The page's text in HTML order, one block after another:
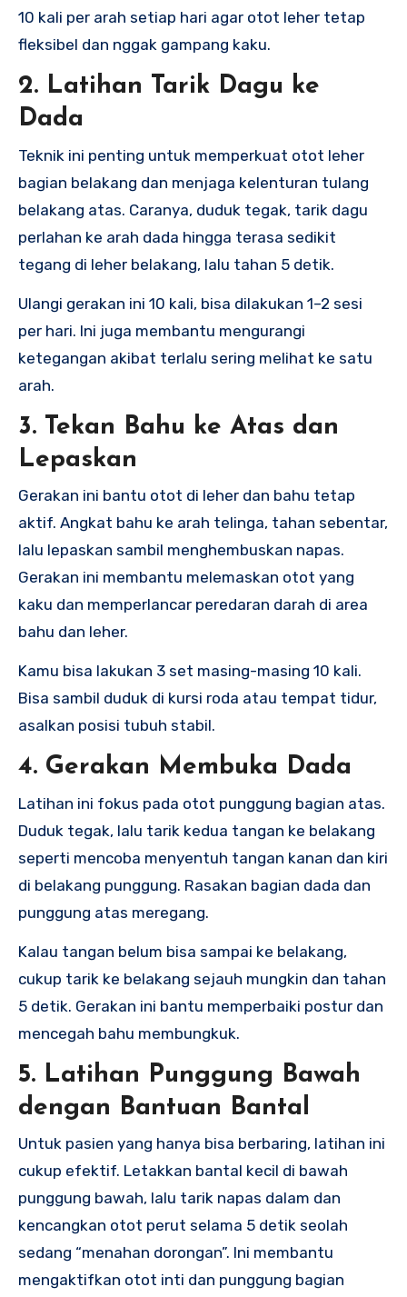
10 kali per arah setiap hari agar otot leher tetap
fleksibel dan nggak gampang kaku.
2. Latihan Tarik Dagu ke
Dada
Teknik ini penting untuk memperkuat otot leher
bagian belakang dan menjaga kelenturan tulang
belakang atas. Caranya, duduk tegak, tarik dagu
perlahan ke arah dada hingga terasa sedikit
tegang di leher belakang, lalu tahan 5 detik.
Ulangi gerakan ini 10 kali, bisa dilakukan 1–2 sesi
per hari. Ini juga membantu mengurangi
ketegangan akibat terlalu sering melihat ke satu
arah.
3. Tekan Bahu ke Atas dan
Lepaskan
Gerakan ini bantu otot di leher dan bahu tetap
aktif. Angkat bahu ke arah telinga, tahan sebentar,
lalu lepaskan sambil menghembuskan napas.
Gerakan ini membantu melemaskan otot yang
kaku dan memperlancar peredaran darah di area
bahu dan leher.
Kamu bisa lakukan 3 set masing-masing 10 kali.
Bisa sambil duduk di kursi roda atau tempat tidur,
asalkan posisi tubuh stabil.
4. Gerakan Membuka Dada
Latihan ini fokus pada otot punggung bagian atas.
Duduk tegak, lalu tarik kedua tangan ke belakang
seperti mencoba menyentuh tangan kanan dan kiri
di belakang punggung. Rasakan bagian dada dan
punggung atas meregang.
Kalau tangan belum bisa sampai ke belakang,
cukup tarik ke belakang sejauh mungkin dan tahan
5 detik. Gerakan ini bantu memperbaiki postur dan
mencegah bahu membungkuk.
5. Latihan Punggung Bawah
dengan Bantuan Bantal
Untuk pasien yang hanya bisa berbaring, latihan ini
cukup efektif. Letakkan bantal kecil di bawah
punggung bawah, lalu tarik napas dalam dan
kencangkan otot perut selama 5 detik seolah
sedang “menahan dorongan”. Ini membantu
mengaktifkan otot inti dan punggung bagian